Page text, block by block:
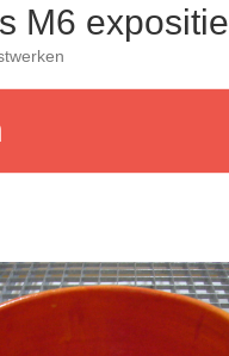
M6 expositie